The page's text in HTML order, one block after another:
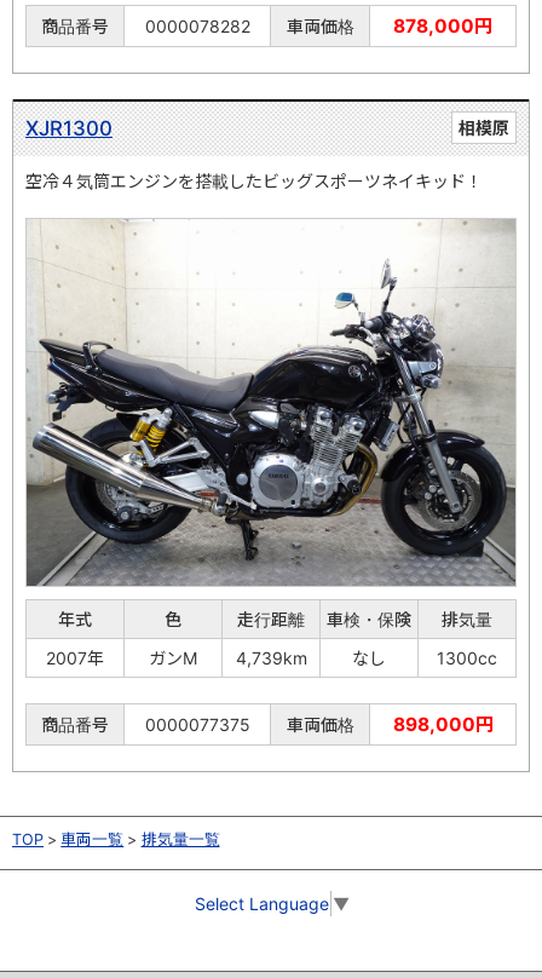
商品番号 0000078282 車両価格 878,000円
相模原
XJR1300
空冷４気筒エンジンを搭載したビッグスポーツネイキッド！
年式 色 走行距離 車検・保険
排気量
2007年
ガンM 4,739km なし 1300cc
商品番号 0000077375 車両価格 898,000円
TOP 車両一覧 排気量一覧
Select Language ▼